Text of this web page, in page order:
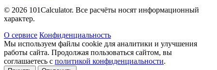
© 2026 101Calculator. Все расчёты носят информационный
характер.
О сервисе Конфиденциальность
Мы используем файлы cookie для аналитики и улучшения
работы сайта. Продолжая пользоваться сайтом, вы
соглашаетесь с политикой конфиденциальности.